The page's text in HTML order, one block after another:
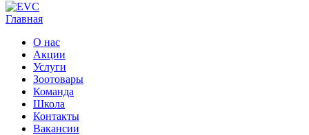
Главная
О нас
Акции
Услуги
Зоотовары
Команда
Школа
Контакты
Вакансии